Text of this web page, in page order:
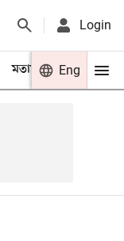
Login
মতামত খেলা
Eng